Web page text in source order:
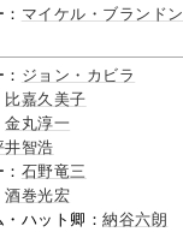
マイケル・ブランドン
ジョン・カビラ
比嘉久美子
金丸淳一
井智浩
石野竜三
酒巻光宏
・ハット卿：納谷六朗